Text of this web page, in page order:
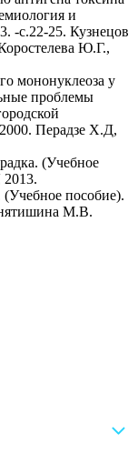
и
-с.22-25. Кузнецов
Ю.Г.,
мононуклеоза у
проблемы
Перадзе Х.Д,
(Учебное
пособие).
М.В.